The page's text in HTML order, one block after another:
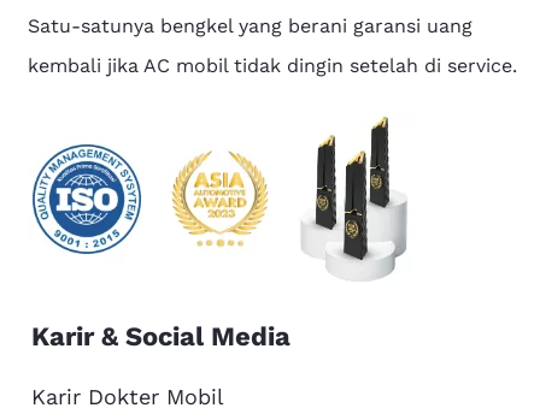
Satu-satunya bengkel yang berani garansi uang
kembali jika AC mobil tidak dingin setelah di service.
Karir & Social Media
Karir Dokter Mobil